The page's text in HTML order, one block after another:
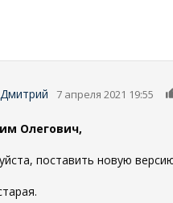
7 апреля 2021 19:55
Олегович,
поставить новую